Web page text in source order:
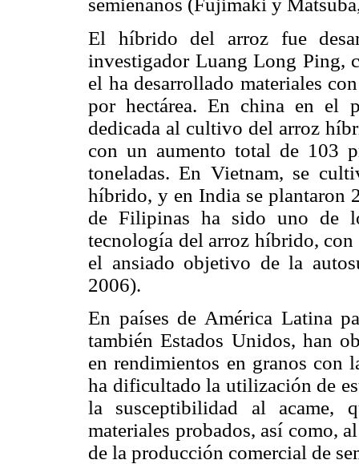
semienanos (Fujimaki y
El híbrido del arroz fue
investigador Luang Long Ping,
el ha desarrollado materiales
por hectárea. En china en el
dedicada al cultivo del arroz
con un aumento total de 103
toneladas. En Vietnam, se
híbrido, y en India se plantaron
de Filipinas ha sido uno de
tecnología del arroz híbrido, con
el ansiado objetivo de la
2006).
En países de América Latina
también Estados Unidos, han
en rendimientos en granos con
ha dificultado la utilización de
la susceptibilidad al acame,
materiales probados, así como,
de la producción comercial de